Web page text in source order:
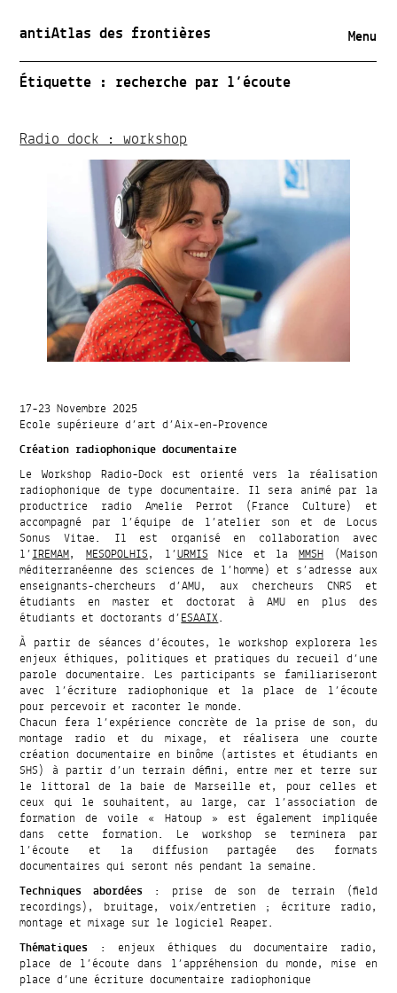
antiAtlas des frontières Menu
Étiquette : recherche par l’écoute
Radio dock : workshop
17-23 Novembre 2025
Ecole supérieure d’art d’Aix-en-Provence
Création radiophonique documentaire
Le Workshop Radio-Dock est orienté vers la réalisation
radiophonique de type documentaire. Il sera animé par la
productrice radio Amelie Perrot (France Culture) et
accompagné par l’équipe de l’atelier son et de Locus
Sonus Vitae. Il est organisé en collaboration avec
l’IREMAM, MESOPOLHIS, l’URMISNice et laMMSH (Maison
méditerranéenne des sciences de l’homme) et s’adresse aux
enseignants-chercheurs d’AMU, aux chercheurs CNRS et
étudiants en master et doctorat à AMU en plus des
étudiants et doctorants d’ESAAIX.
À partir de séances d’écoutes, le workshop explorera les
enjeux éthiques, politiques et pratiques du recueil d’une
parole documentaire. Les participants se familiariseront
avec l’écriture radiophonique et la place de l’écoute
pour percevoir et raconter le monde.
Chacun fera l’expérience concrète de la prise de son, du
montage radio et du mixage, et réalisera une courte
création documentaire en binôme (artistes et étudiants en
SHS) à partir d’un terrain défini, entre mer et terre sur
le littoral de la baie de Marseille et, pour celles et
ceux qui le souhaitent, au large, car l’association de
formation de voile « Hatoup » est également impliquée
dans cette formation. Le workshop se terminera par
l’écoute et la diffusion partagée des formats
documentaires qui seront nés pendant la semaine.
Techniques abordées : prise de son de terrain (field
recordings), bruitage, voix/entretien ; écriture radio,
montage et mixage sur le logiciel Reaper.
Thématiques : enjeux éthiques du documentaire radio,
place de l’écoute dans l’appréhension du monde, mise en
place d’une écriture documentaire radiophonique